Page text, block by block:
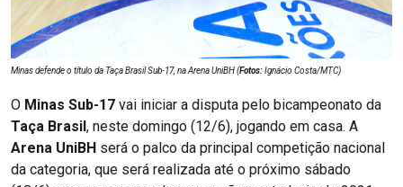
Minas defende o título da Taça Brasil Sub-17, na Arena UniBH (Fotos:Ignácio Costa/MTC)
O Minas Sub-17 vai iniciar a disputa pelo bicampeonato da
Taça Brasil, neste domingo (12/6), jogando em casa. A
Arena UniBH será o palco da principal competição nacional
da categoria, que será realizada até o próximo sábado